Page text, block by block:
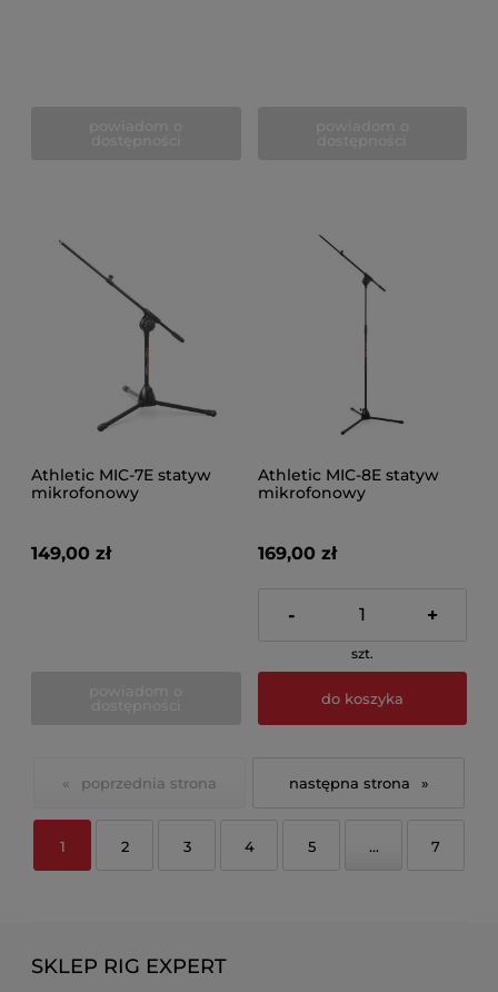
Athletic MIC-7E statyw
mikrofonowy
149,00 zł
Athletic MIC-8E statyw
mikrofonowy
169,00 zł
- +
szt.
do koszyka
«
1 2 3 4 5 ... 7
»
SKLEP RIG EXPERT